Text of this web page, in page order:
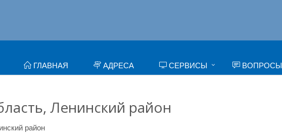
ГЛАВНАЯ АДРЕСА СЕРВИСЫ ВОПРОСЫ
Ленинский район
район